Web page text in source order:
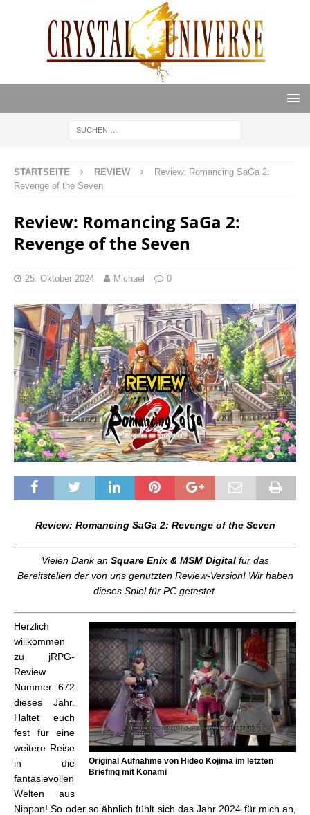
STARTSEITE REVIEW
Review: Romancing SaGa 2:
Revenge of the Seven
Review: Romancing SaGa 2:
Revenge of the Seven
25. Oktober 2024 Michael 0
Review: Romancing SaGa 2: Revenge of the Seven
Vielen Dank an Square Enix & MSM Digitalfür das
Bereitstellen der von uns genutzten Review-Version! Wir haben
dieses Spiel für PC getestet.
Original Aufnahme von Hideo Kojima im letzten
Briefing mit Konami
Herzlich
willkommen
zu jRPG-
Review
Nummer 672
dieses Jahr.
Haltet euch
fest für eine
weitere Reise
in die
fantasievollen
Welten aus
Nippon! So oder so ähnlich fühlt sich das Jahr 2024 für mich an,